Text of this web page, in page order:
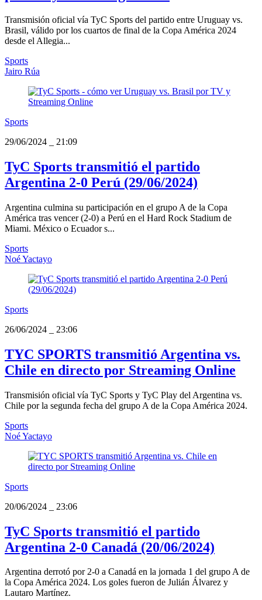
Transmisión oficial vía TyC Sports del partido entre Uruguay vs.
Brasil, válido por los cuartos de final de la Copa América 2024
desde el Allegia...
Sports
Jairo Rúa
Sports
29/06/2024
21:09
TyC Sports transmitió el partido
Argentina 2-0 Perú (29/06/2024)
Argentina culmina su participación en el grupo A de la Copa
América tras vencer (2-0) a Perú en el Hard Rock Stadium de
Miami. México o Ecuador s...
Sports
Noé Yactayo
Sports
26/06/2024
23:06
TYC SPORTS transmitió Argentina vs.
Chile en directo por Streaming Online
Transmisión oficial vía TyC Sports y TyC Play del Argentina vs.
Chile por la segunda fecha del grupo A de la Copa América 2024.
Sports
Noé Yactayo
Sports
20/06/2024
23:06
TyC Sports transmitió el partido
Argentina 2-0 Canadá (20/06/2024)
Argentina derrotó por 2-0 a Canadá en la jornada 1 del grupo A de
la Copa América 2024. Los goles fueron de Julián Álvarez y
Lautaro Martínez.